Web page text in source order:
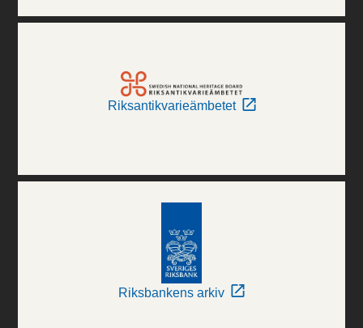
Riksantikvarieämbetet
Riksbankens arkiv